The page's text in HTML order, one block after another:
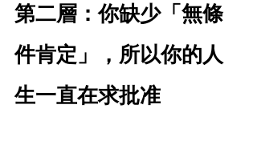
第二層：你缺少「無條
件肯定」，所以你的人
生一直在求批准